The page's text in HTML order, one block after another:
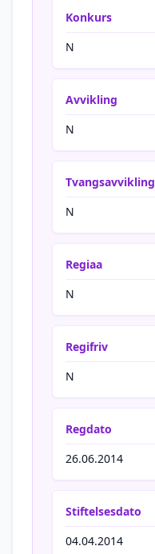
Konkurs
N
Avvikling
N
Tvangsavvikling
N
Regiaa
N
Regifriv
N
Regdato
26.06.2014
Stiftelsesdato
04.04.2014